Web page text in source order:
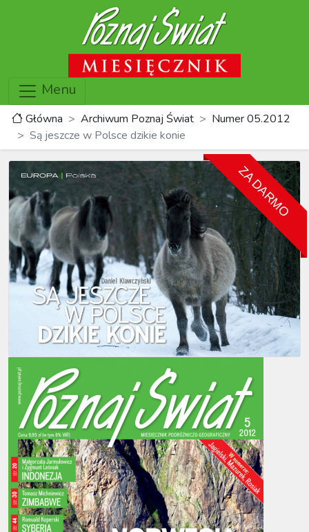
Menu
Główna Archiwum Poznaj Świat
Numer 05.2012
Są jeszcze w Polsce dzikie konie
ZA DARMO